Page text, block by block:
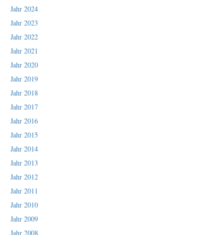
Jahr 2024
Jahr 2023
Jahr 2022
Jahr 2021
Jahr 2020
Jahr 2019
Jahr 2018
Jahr 2017
Jahr 2016
Jahr 2015
Jahr 2014
Jahr 2013
Jahr 2012
Jahr 2011
Jahr 2010
Jahr 2009
Jahr 2008